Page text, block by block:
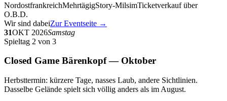
NordostfrankreichMehrtägigStory-MilsimTicketverkauf über
O.B.D.
Wir sind dabeiZur Eventseite →
31OKT 2026Samstag
Spieltag 2 von 3
Closed Game Bärenkopf — Oktober
Herbsttermin: kürzere Tage, nasses Laub, andere Sichtlinien.
Dasselbe Gelände spielt sich völlig anders als im August.